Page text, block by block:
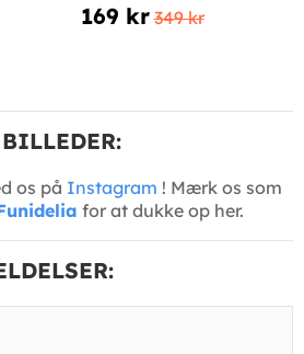
169 kr 349 kr
os på Instagram ! Mærk os som
for at dukke op her.